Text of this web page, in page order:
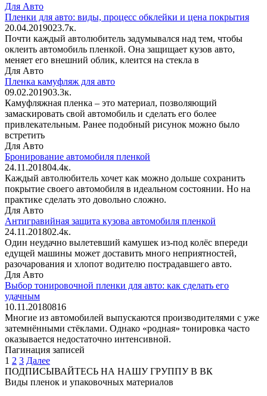
Для Авто
Пленки для авто: виды, процесс обклейки и цена покрытия
20.04.2019023.7к.
Почти каждый автолюбитель задумывался над тем, чтобы
оклеить автомобиль пленкой. Она защищает кузов авто,
меняет его внешний облик, клеится на стекла в
Для Авто
Пленка камуфляж для авто
09.02.201903.3к.
Камуфляжная пленка – это материал, позволяющий
замаскировать свой автомобиль и сделать его более
привлекательным. Ранее подобный рисунок можно было
встретить
Для Авто
Бронирование автомобиля пленкой
24.11.201804.4к.
Каждый автолюбитель хочет как можно дольше сохранить
покрытие своего автомобиля в идеальном состоянии. Но на
практике сделать это довольно сложно.
Для Авто
Антигравийная защита кузова автомобиля пленкой
24.11.201802.4к.
Один неудачно вылетевший камушек из-под колёс впереди
едущей машины может доставить много неприятностей,
разочарования и хлопот водителю пострадавшего авто.
Для Авто
Выбор тонировочной пленки для авто: как сделать его
удачным
10.11.20180816
Многие из автомобилей выпускаются производителями с уже
затемнёнными стёклами. Однако «родная» тонировка часто
оказывается недостаточно интенсивной.
Пагинация записей
1 2 3 Далее
ПОДПИСЫВАЙТЕСЬ НА НАШУ ГРУППУ В ВК
Виды пленок и упаковочных материалов